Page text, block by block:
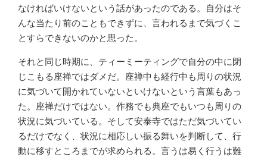
なければいけないという話があったのである。自分はそ
んな当たり前のこともできずに、言われるまで気づくこ
とすらできないのかと思った。
それと同じ時期に、ティーミーティングで自分の中に閉
じこもる座禅ではダメだ。座禅中も経行中も周りの状況
に気づいて開かれていないといけないという言葉もあっ
た。座禅だけではない。作務でも典座でもいつも周りの
状況に気づいている。そして安泰寺ではただ気づいてい
るだけでなく、状況に相応しい振る舞いを判断して、行
動に移すところまでが求められる。言うは易く行うは難